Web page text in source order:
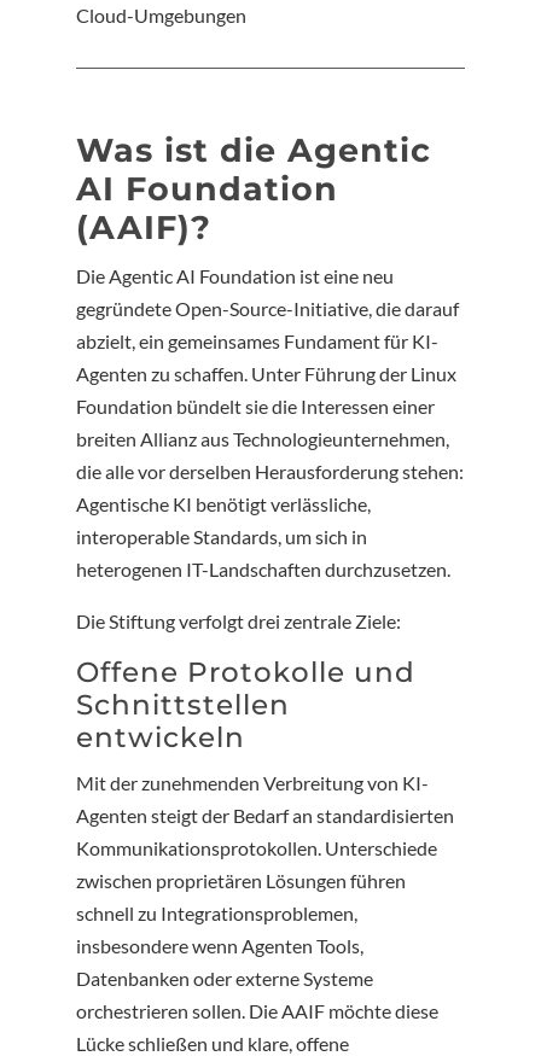
Cloud-Umgebungen
Was ist die Agentic
AI Foundation
(AAIF)?
Die Agentic AI Foundation ist eine neu
gegründete Open-Source-Initiative, die darauf
abzielt, ein gemeinsames Fundament für KI-
Agenten zu schaffen. Unter Führung der Linux
Foundation bündelt sie die Interessen einer
breiten Allianz aus Technologieunternehmen,
die alle vor derselben Herausforderung stehen:
Agentische KI benötigt verlässliche,
interoperable Standards, um sich in
heterogenen IT-Landschaften durchzusetzen.
Die Stiftung verfolgt drei zentrale Ziele:
Offene Protokolle und
Schnittstellen
entwickeln
Mit der zunehmenden Verbreitung von KI-
Agenten steigt der Bedarf an standardisierten
Kommunikationsprotokollen. Unterschiede
zwischen proprietären Lösungen führen
schnell zu Integrationsproblemen,
insbesondere wenn Agenten Tools,
Datenbanken oder externe Systeme
orchestrieren sollen. Die AAIF möchte diese
Lücke schließen und klare, offene